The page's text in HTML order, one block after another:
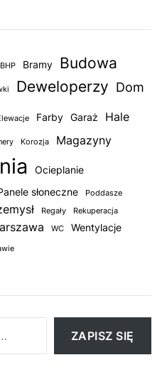
BHP Bramy Budowa
Deweloperzy Dom
Farby Garaż Hale
Korozja Magazyny
Ocieplanie
słoneczne Poddasze
Regały
Rekuperacja
WC Wentylacje
ZAPISZ SIĘ